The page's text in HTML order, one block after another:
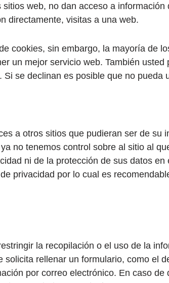
web, no dan acceso a
directamente, visitas a una web.
cookies, sin embargo, la mayoría de
un mejor servicio web. También
se declinan es posible que no pueda
a otros sitios que pudieran ser de su
no tenemos control sobre al sitio al
ni de la protección de sus datos
privacidad por lo cual es
la recopilación o el uso de la
solicita rellenar un formulario, como el
por correo electrónico. En caso